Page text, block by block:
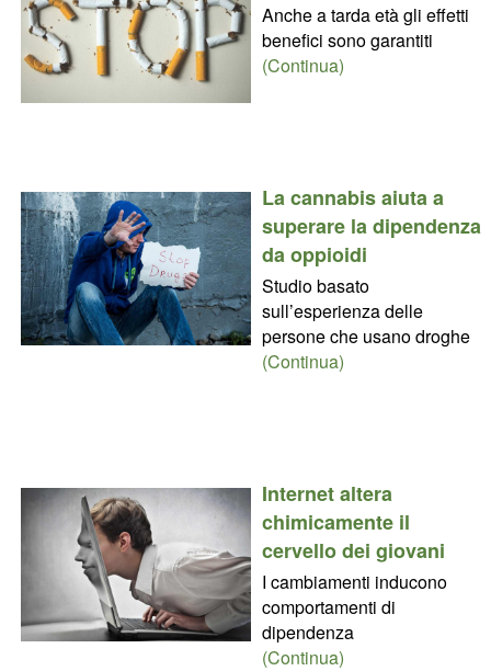
Anche a tarda età gli effetti
benefici sono garantiti
(Continua)
La cannabis aiuta a
superare la dipendenza
da oppioidi
Studio basato
sull’esperienza delle
persone che usano droghe
(Continua)
Internet altera
chimicamente il
cervello dei giovani
I cambiamenti inducono
comportamenti di
dipendenza
(Continua)